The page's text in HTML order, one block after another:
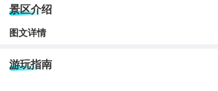
景区介绍
图文详情
游玩指南